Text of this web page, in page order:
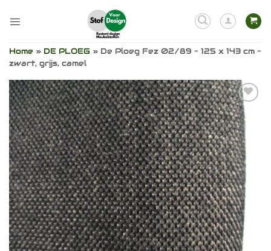
naar
Home » DE PLOEG » De Ploeg Fez 02/89 – 125 x 143 cm –
zwart, grijs, camel
Toevoegen
aan
verlanglijst